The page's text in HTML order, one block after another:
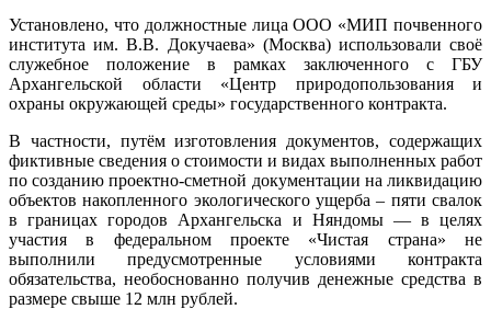
Установлено, что должностные лица ООО «МИП почвенного
института им. В.В. Докучаева» (Москва) использовали своё
служебное положение в рамках заключенного с ГБУ
Архангельской области «Центр природопользования и
охраны окружающей среды» государственного контракта.
В частности, путём изготовления документов, содержащих
фиктивные сведения о стоимости и видах выполненных работ
по созданию проектно-сметной документации на ликвидацию
объектов накопленного экологического ущерба – пяти свалок
в границах городов Архангельска и Няндомы — в целях
участия в федеральном проекте «Чистая страна» не
выполнили предусмотренные условиями контракта
обязательства, необоснованно получив денежные средства в
размере свыше 12 млн рублей.